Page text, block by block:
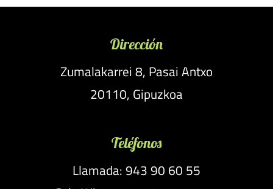
Dirección
Zumalakarrei 8, Pasai Antxo
20110, Gipuzkoa
Teléfonos
Llamada: 943 90 60 55